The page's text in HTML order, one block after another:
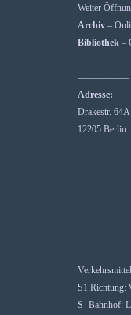
Weiter
Archiv –
Bibliothek –
—————–
Adresse:
Drakestr. 64A
12205 Berlin
S1 Richtung:
S- Bahnhof: